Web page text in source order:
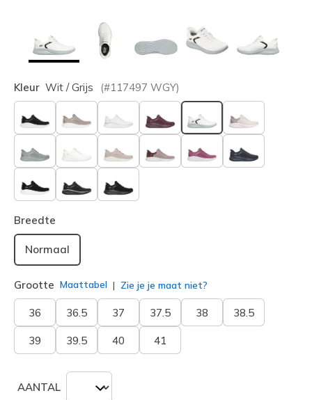
Kleur Wit / Grijs (#117497 WGY)
geselecteerd
Breedte
Normaal
Grootte Maattabel Zie je je maat niet?
36 36.5 37 37.5 38 38.5
39 39.5 40 41
AANTAL